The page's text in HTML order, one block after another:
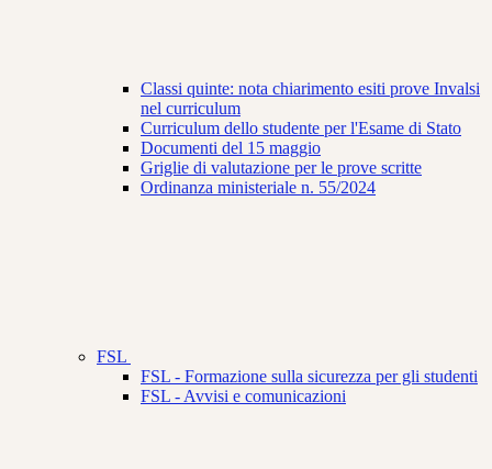
Classi quinte: nota chiarimento esiti prove Invalsi
nel curriculum
Curriculum dello studente per l'Esame di Stato
Documenti del 15 maggio
Griglie di valutazione per le prove scritte
Ordinanza ministeriale n. 55/2024
FSL
FSL - Formazione sulla sicurezza per gli studenti
FSL - Avvisi e comunicazioni